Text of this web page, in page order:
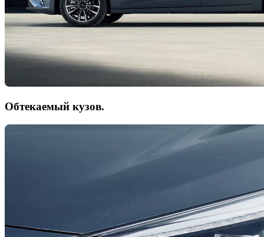
Обтекаемый кузов.